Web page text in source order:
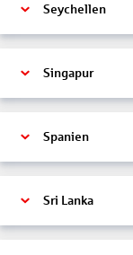
Seychellen
Singapur
Spanien
Sri Lanka